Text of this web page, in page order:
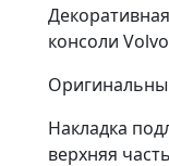
консоли
Накладка
верхняя